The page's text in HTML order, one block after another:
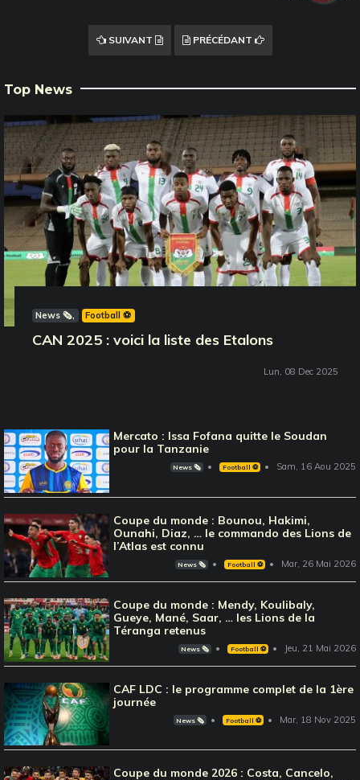
SUIVANT PRÉCÉDANT
Top News
News 🗞️ Football ⚽️
CAN 2025 : voici la liste des Etalons
Lun, 08 Dec 2025
Mercato : Issa Fofana quitte le Soudan
pour la Tanzanie
News 🗞️ Football ⚽️ Sam, 16 Aou 2025
Coupe du monde : Bounou, Hakimi,
Ounahi, Diaz, … le commando des Lions de
l’Atlas est connu
News 🗞️ Football ⚽️ Mar, 26 Mai 2026
Coupe du monde : Mendy, Koulibaly,
Gueye, Mané, Saar, … les Lions de la
Téranga retenus
News 🗞️ Football ⚽️ Jeu, 21 Mai 2026
CAF LDC : le programme complet de la 1ère
journée
News 🗞️ Football ⚽️ Mar, 18 Nov 2025
Coupe du monde 2026 : Costa, Cancelo,